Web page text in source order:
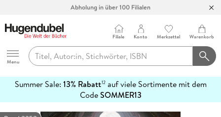
Abholung in über 100 Filialen
Hugendubel
Menu
Filiale Konto Merkzettel Warenkorb
Summer Sale: 13% Rabatt12auf viele Sortimente mit dem
CodeSOMMER13
erfahren